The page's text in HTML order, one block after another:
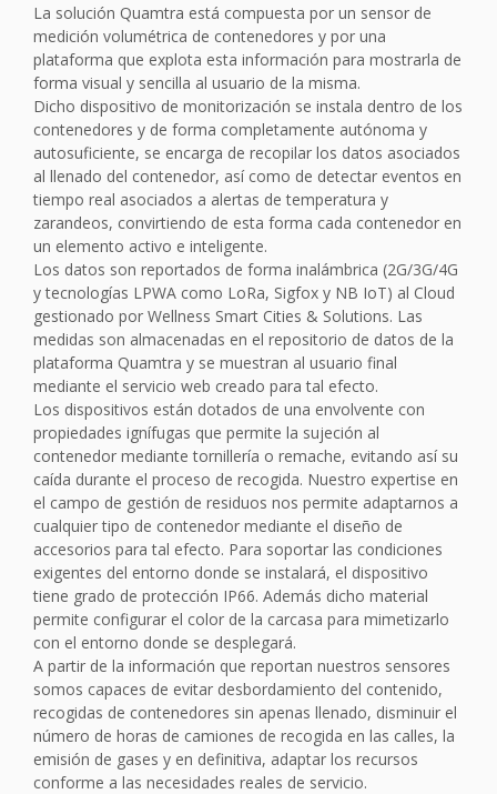
La solución Quamtra está compuesta por un sensor de
medición volumétrica de contenedores y por una
plataforma que explota esta información para mostrarla de
forma visual y sencilla al usuario de la misma.
Dicho dispositivo de monitorización se instala dentro de los
contenedores y de forma completamente autónoma y
autosuficiente, se encarga de recopilar los datos asociados
al llenado del contenedor, así como de detectar eventos en
tiempo real asociados a alertas de temperatura y
zarandeos, convirtiendo de esta forma cada contenedor en
un elemento activo e inteligente.
Los datos son reportados de forma inalámbrica (2G/3G/4G
y tecnologías LPWA como LoRa, Sigfox y NB IoT) al Cloud
gestionado por Wellness Smart Cities & Solutions. Las
medidas son almacenadas en el repositorio de datos de la
plataforma Quamtra y se muestran al usuario final
mediante el servicio web creado para tal efecto.
Los dispositivos están dotados de una envolvente con
propiedades ignífugas que permite la sujeción al
contenedor mediante tornillería o remache, evitando así su
caída durante el proceso de recogida. Nuestro expertise en
el campo de gestión de residuos nos permite adaptarnos a
cualquier tipo de contenedor mediante el diseño de
accesorios para tal efecto. Para soportar las condiciones
exigentes del entorno donde se instalará, el dispositivo
tiene grado de protección IP66. Además dicho material
permite configurar el color de la carcasa para mimetizarlo
con el entorno donde se desplegará.
A partir de la información que reportan nuestros sensores
somos capaces de evitar desbordamiento del contenido,
recogidas de contenedores sin apenas llenado, disminuir el
número de horas de camiones de recogida en las calles, la
emisión de gases y en definitiva, adaptar los recursos
conforme a las necesidades reales de servicio.